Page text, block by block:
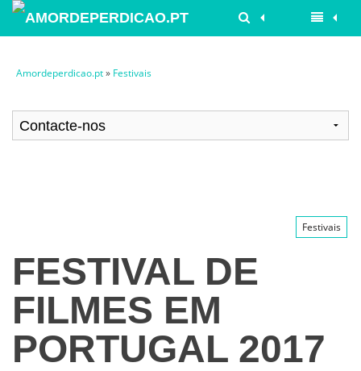
Amordeperdicao.pt» Festivais
Festivais
FESTIVAL DE
FILMES EM
PORTUGAL 2017